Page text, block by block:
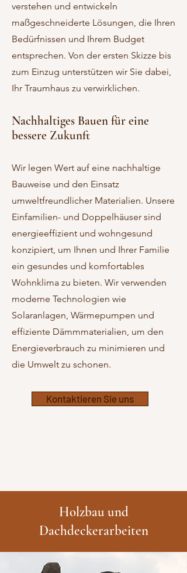
verstehen und entwickeln
maßgeschneiderte Lösungen, die Ihren
Bedürfnissen und Ihrem Budget
entsprechen. Von der ersten Skizze bis
zum Einzug unterstützen wir Sie dabei,
Ihr Traumhaus zu verwirklichen.
Nachhaltiges Bauen für eine
bessere Zukunft
Wir legen Wert auf eine nachhaltige
Bauweise und den Einsatz
umweltfreundlicher Materialien. Unsere
Einfamilien- und Doppelhäuser sind
energieeffizient und wohngesund
konzipiert, um Ihnen und Ihrer Familie
ein gesundes und komfortables
Wohnklima zu bieten. Wir verwenden
moderne Technologien wie
Solaranlagen, Wärmepumpen und
effiziente Dämmmaterialien, um den
Energieverbrauch zu minimieren und
die Umwelt zu schonen.
Kontaktieren Sie uns
Holzbau und
Dachdeckerarbeiten